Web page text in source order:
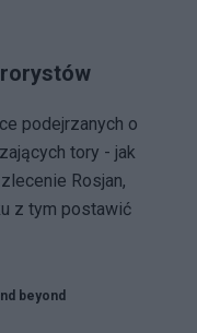
podejrzanych o
tory - jak
Rosjan,
z tym postawić
beyond